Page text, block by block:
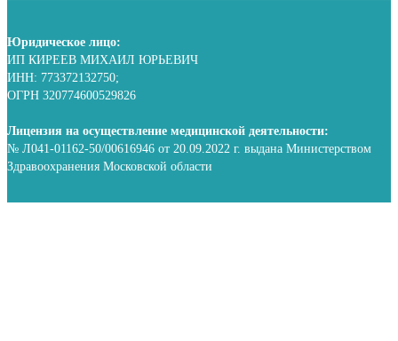
Юридическое лицо:
ИП КИРЕЕВ МИХАИЛ ЮРЬЕВИЧ
ИНН: 773372132750;
ОГРН 320774600529826
Лицензия на осуществление медицинской деятельности:
№ Л041-01162-50/00616946 от 20.09.2022 г. выдана Министерством
Здравоохранения Московской области